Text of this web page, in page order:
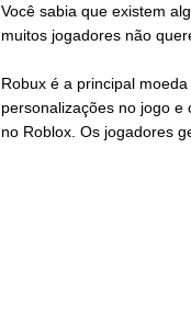
Você sabia que existem
muitos jogadores não
Robux é a principal
personalizações no jogo
no Roblox. Os jogadores